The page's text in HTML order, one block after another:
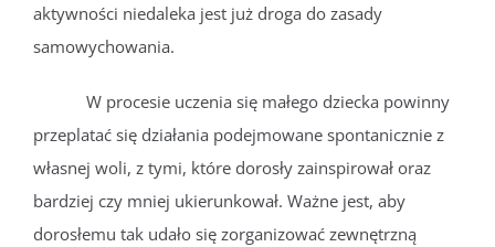
aktywności niedaleka jest już droga do zasady
samowychowania.
W procesie uczenia się małego dziecka powinny
przeplatać się działania podejmowane spontanicznie z
własnej woli, z tymi, które dorosły zainspirował oraz
bardziej czy mniej ukierunkował. Ważne jest, aby
dorosłemu tak udało się zorganizować zewnętrzną